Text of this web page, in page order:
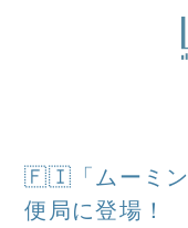
🇫🇮「ムーミン
便局に登場！